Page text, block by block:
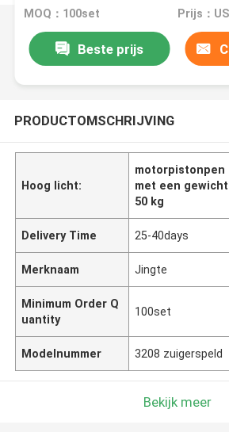
MOQ：100set Prijs：
Beste prijs
PRODUCTOMSCHRIJVING
Hoog licht:
motorpistonpen
met een
50 kg
Delivery Time 25-40days
Merknaam Jingte
Minimum Order Q
uantity
100set
Modelnummer 3208 zuigerspeld
Bekijk meer